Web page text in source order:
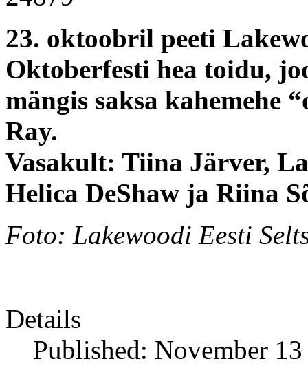
23. oktoobril peeti
Oktoberfesti hea toidu,
mängis saksa kahemehe
Ray.
Vasakult: Tiina Järver,
Helica DeShaw ja Riina
Foto: Lakewoodi Eesti
Details
Published: November